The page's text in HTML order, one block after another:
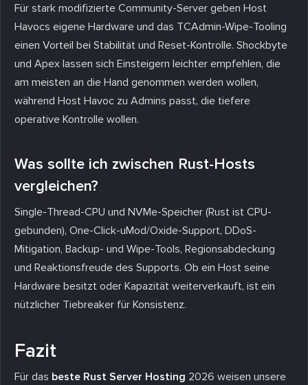
Für stark modifizierte Community-Server geben Host
Havocs eigene Hardware und das TCAdmin-Wipe-Tooling
einen Vorteil bei Stabilität und Reset-Kontrolle. Shockbyte
und Apex lassen sich Einsteigern leichter empfehlen, die
am meisten an die Hand genommen werden wollen,
während Host Havoc zu Admins passt, die tiefere
operative Kontrolle wollen.
Was sollte ich zwischen Rust-Hosts
vergleichen?
Single-Thread-CPU und NVMe-Speicher (Rust ist CPU-
gebunden), One-Click-uMod/Oxide-Support, DDoS-
Mitigation, Backup- und Wipe-Tools, Regionsabdeckung
und Reaktionsfreude des Supports. Ob ein Host seine
Hardware besitzt oder Kapazität weiterverkauft, ist ein
nützlicher Tiebreaker für Konsistenz.
Fazit
Für das beste Rust Server Hosting 2026 weisen unsere